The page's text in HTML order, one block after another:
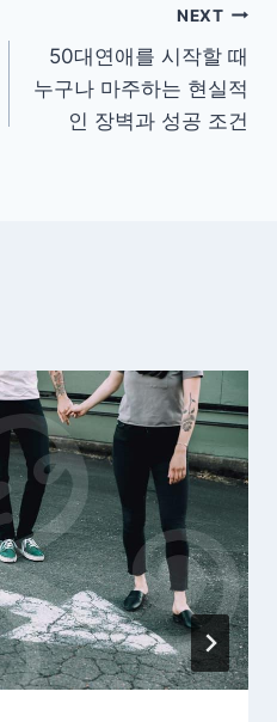
NEXT
50대연애를 시작할 때
누구나 마주하는 현실적
인 장벽과 성공 조건